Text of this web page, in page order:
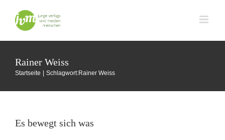
Inhalt
springen
Rainer Weiss
Startseite Schlagwort:Rainer Weiss
Es bewegt sich was